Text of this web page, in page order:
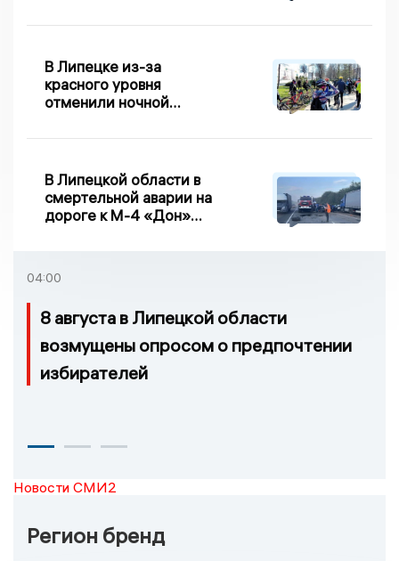
В Липецке из-за
красного уровня
отменили ночной
В Липецкой области в
смертельной аварии на
дороге к М-4 «Дон»
04:00
8 августа в Липецкой области
возмущены опросом о предпочтении
избирателей
Новости СМИ2
Регион бренд